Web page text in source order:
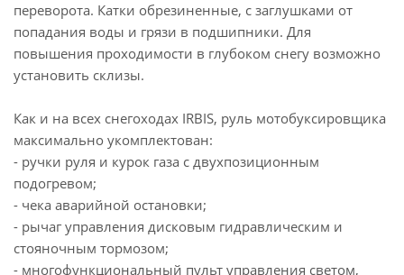
переворота. Катки обрезиненные, с заглушками от
попадания воды и грязи в подшипники. Для
повышения проходимости в глубоком снегу возможно
установить склизы.
Как и на всех снегоходах IRBIS, руль мотобуксировщика
максимально укомплектован:
- ручки руля и курок газа с двухпозиционным
подогревом;
- чека аварийной остановки;
- рычаг управления дисковым гидравлическим и
стояночным тормозом;
- многофункциональный пульт управления светом,